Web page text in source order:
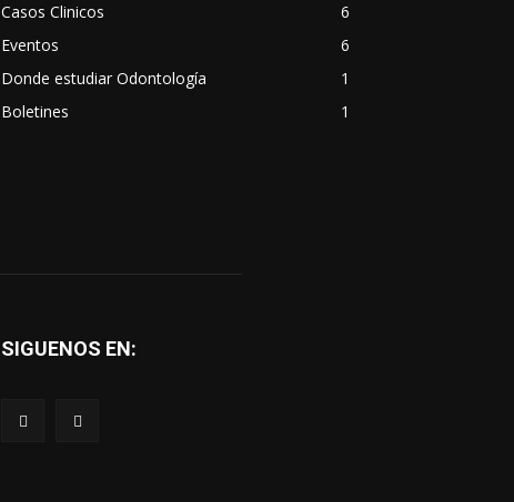
Casos Clinicos
6
Eventos
6
Donde estudiar Odontología
1
Boletines
1
SIGUENOS EN: